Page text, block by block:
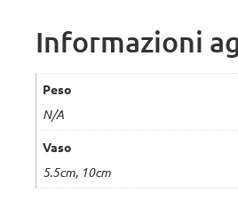
Informazioni
Peso
N/A
Vaso
5.5cm, 10cm